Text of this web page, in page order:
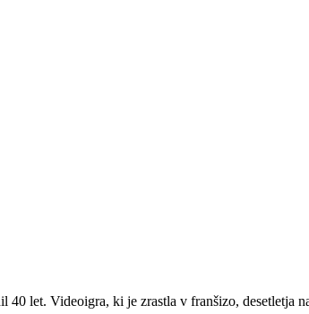
let. Videoigra, ki je zrastla v franšizo, desetletja